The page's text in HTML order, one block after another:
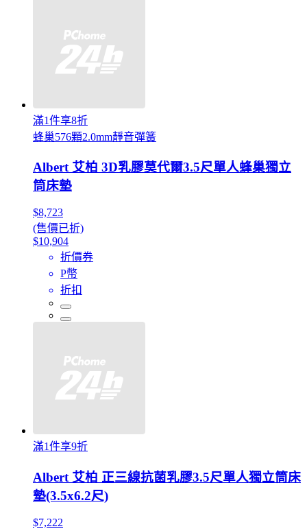
滿1件享8折
蜂巢576顆2.0mm靜音彈簧
Albert 艾柏 3D乳膠莫代爾3.5尺單人蜂巢獨立
筒床墊
$8,723
(售價已折)
$10,904
折價券
P幣
折扣
滿1件享9折
Albert 艾柏 正三線抗菌乳膠3.5尺單人獨立筒床
墊(3.5x6.2尺)
$7,222